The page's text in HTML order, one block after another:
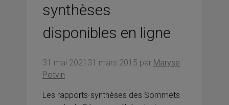
synthèses
disponibles en ligne
31 mai 2021 31 mars 2015 par Maryse
Potvin
Les rapports-synthèses des Sommets